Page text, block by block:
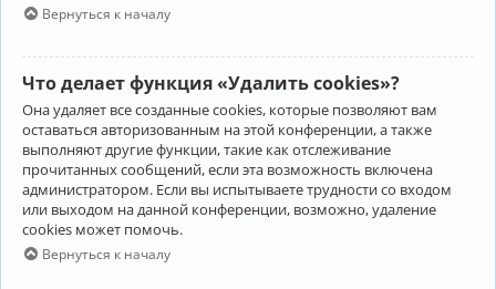
Вернуться к началу
Что делает функция «Удалить cookies»?
Она удаляет все созданные cookies, которые позволяют вам
оставаться авторизованным на этой конференции, а также
выполняют другие функции, такие как отслеживание
прочитанных сообщений, если эта возможность включена
администратором. Если вы испытываете трудности со входом
или выходом на данной конференции, возможно, удаление
cookies может помочь.
Вернуться к началу